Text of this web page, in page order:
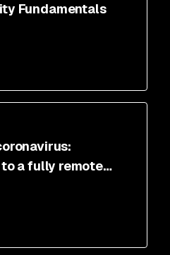
Fundamentals
a fully remote